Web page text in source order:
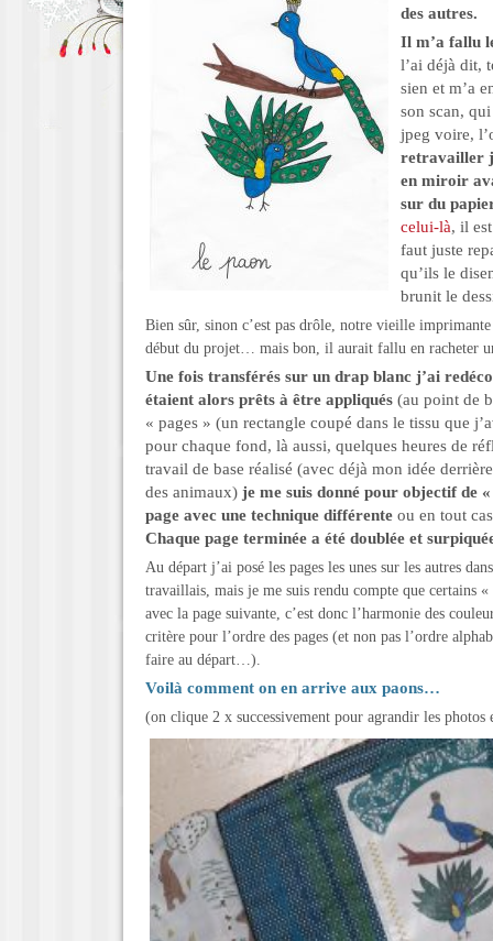
des autres.
Il m’a fallu
l’ai déjà dit,
sien et m’a
son scan,
jpeg voire,
retravailler
en miroir
sur du
celui-là, il
faut juste
qu’ils le
brunit le
Bien sûr, sinon c’est pas drôle, notre vieille imprimante
début du projet… mais bon, il aurait fallu en racheter
Une fois transférés sur un drap blanc j’ai
étaient alors prêts à être appliqués (au point de
« pages » (un rectangle coupé dans le tissu que
pour chaque fond, là aussi, quelques heures de
travail de base réalisé (avec déjà mon idée
des animaux) je me suis donné pour objectif de
page avec une technique différente ou en tout
Chaque page terminée a été doublée et
Au départ j’ai posé les pages les unes sur les autres
travaillais, mais je me suis rendu compte que certains
avec la page suivante, c’est donc l’harmonie des
critère pour l’ordre des pages (et non pas l’ordre
faire au départ…).
Voilà comment on en arrive aux paons…
(on clique 2 x successivement pour agrandir les photos